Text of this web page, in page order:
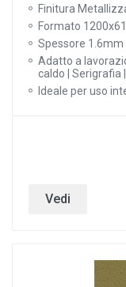
Finitura
Formato
Spessore 1.6mm
Adatto a
caldo | Serigrafia
Ideale per uso
Vedi